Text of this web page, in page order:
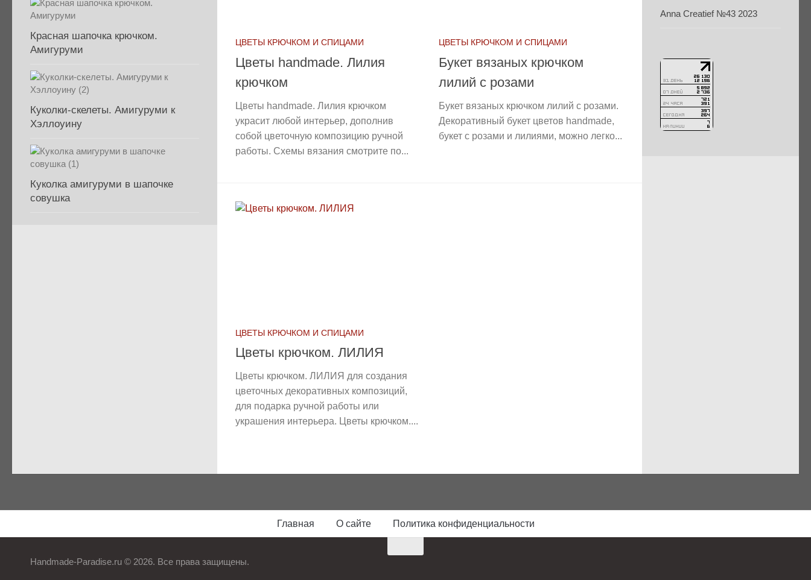
ЦВЕТЫ КРЮЧКОМ И СПИЦАМИ
Цветы handmade. Лилия
крючком
Цветы handmade. Лилия крючком
украсит любой интерьер, дополнив
собой цветочную композицию ручной
работы. Схемы вязания смотрите по...
ЦВЕТЫ КРЮЧКОМ И СПИЦАМИ
Букет вязаных крючком
лилий с розами
Букет вязаных крючком лилий с розами.
Декоративный букет цветов handmade,
букет с розами и лилиями, можно легко...
ЦВЕТЫ КРЮЧКОМ И СПИЦАМИ
Цветы крючком. ЛИЛИЯ
Цветы крючком. ЛИЛИЯ для создания
цветочных декоративных композиций,
для подарка ручной работы или
украшения интерьера. Цветы крючком....
Красная шапочка крючком.
Амигуруми
Куколки-скелеты. Амигуруми к
Хэллоуину
Куколка амигуруми в шапочке
совушка
Anna Creatief №43 2023
Главная О сайте Политика конфиденциальности
Handmade-Paradise.ru © 2026. Все права защищены.